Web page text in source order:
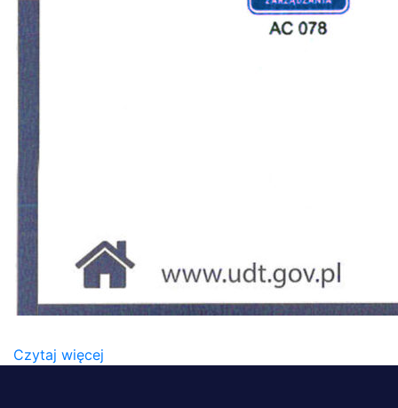
Czytaj więcej